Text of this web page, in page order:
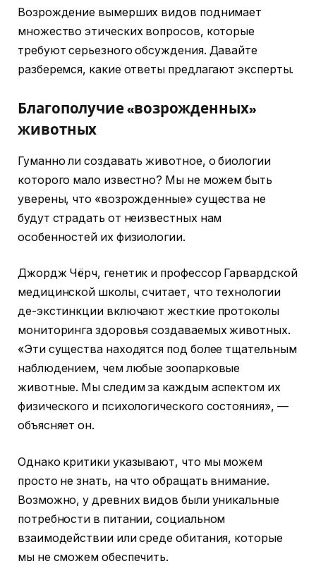
Возрождение вымерших видов поднимает
множество этических вопросов, которые
требуют серьезного обсуждения. Давайте
разберемся, какие ответы предлагают эксперты.
Благополучие «возрожденных»
животных
Гуманно ли создавать животное, о биологии
которого мало известно? Мы не можем быть
уверены, что «возрожденные» существа не
будут страдать от неизвестных нам
особенностей их физиологии.
Джордж Чёрч, генетик и профессор Гарвардской
медицинской школы, считает, что технологии
де-экстинкции включают жесткие протоколы
мониторинга здоровья создаваемых животных.
«Эти существа находятся под более тщательным
наблюдением, чем любые зоопарковые
животные. Мы следим за каждым аспектом их
физического и психологического состояния», —
объясняет он.
Однако критики указывают, что мы можем
просто не знать, на что обращать внимание.
Возможно, у древних видов были уникальные
потребности в питании, социальном
взаимодействии или среде обитания, которые
мы не сможем обеспечить.